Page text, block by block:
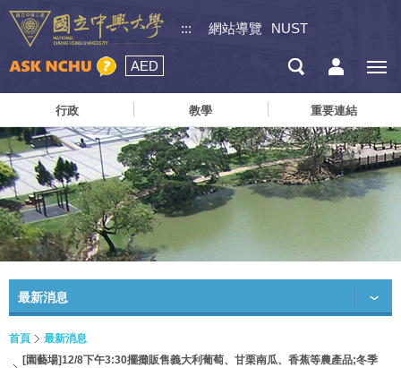
::: 網站導覽 NUST
AED
行政 教學 重要連結
最新消息
首頁
最新消息
[園藝場]12/8下午3:30擺攤販售義大利葡萄、甘栗南瓜、香蕉等農產品;冬季